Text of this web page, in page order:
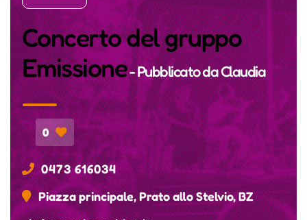
Concerto del gruppo
Emissione- Pubblicato daClaudia
0
0473 616034
Piazza principale, Prato allo Stelvio, BZ